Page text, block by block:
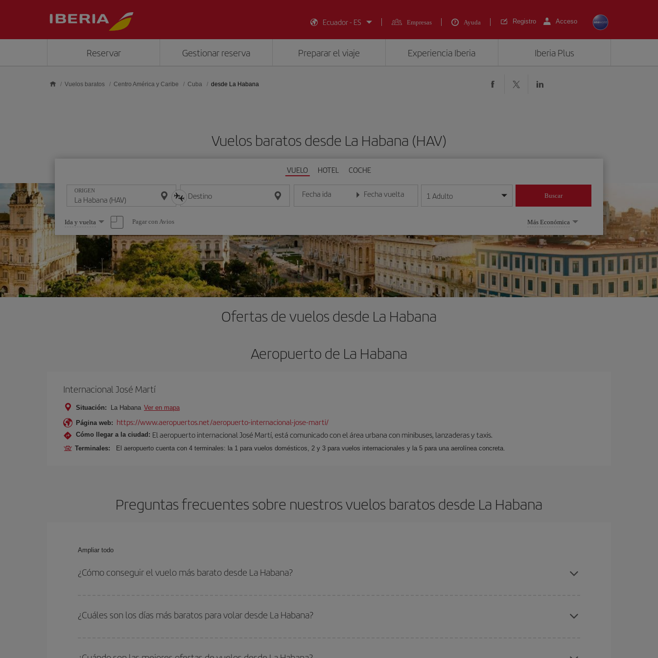
Ecuador - ES
Empresas Ayuda Registro Acceso
Reservar Gestionar reserva Preparar el viaje Experiencia Iberia Iberia Plus
Vuelos baratos Centro América y Caribe Cuba desde La Habana
Vuelos baratos desde La Habana (HAV)
VUELO HOTEL COCHE
ORIGEN Destino Fecha ida
Introduce la fecha en formato día/mes/año
Fecha vuelta
Introduce la fecha en formato día/mes/año
1 Adulto Buscar
Seleccione
una
opción
Ida y vuelta Pagar con Avios Más Económica
Ofertas de vuelos desde La Habana
Aeropuerto de La Habana
Internacional José Martí
Situación: La Habana Ver en mapa
Página web: https://www.aeropuertos.net/aeropuerto-internacional-jose-marti/
Cómo llegar a la ciudad: El aeropuerto internacional José Martí, está comunicado con el área urbana con minibuses, lanzaderas y taxis.
Terminales: El aeropuerto cuenta con 4 terminales: la 1 para vuelos domésticos, 2 y 3 para vuelos internacionales y la 5 para una aerolínea concreta.
Preguntas frecuentes sobre nuestros vuelos baratos desde La Habana
Ampliar todo
¿Cómo conseguir el vuelo más barato desde La Habana?
vuelta. Además, si no tienes decidido un destino concreto para tu viaje, mira nuestras ofertas y déjate inspirar: seguro que encuentras el vuelo más barato.
¿Cuáles son los días más baratos para volar desde La Habana?
quieres ir y en qué fechas habías pensado viajar. Te mostraremos los vuelos más baratos, no solo